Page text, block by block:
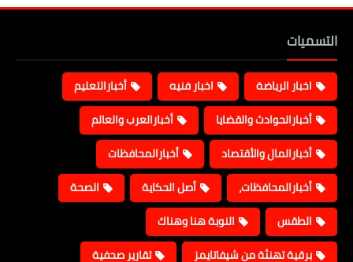
التسميات
اخبار الرياضة اخبار فنيه
أخبارالتعليم
أخبارالحوادث والقضايا
أخبارالعرب والعالم
أخبارالمال والأقتصاد
أخبارالمحافظات
أخبارالمحافظات،
أصل الحكاية
الصحة
الطقس
النوبة هنا وهناك
برقية تهنئة من شيفاتايمز
تقارير صحفية